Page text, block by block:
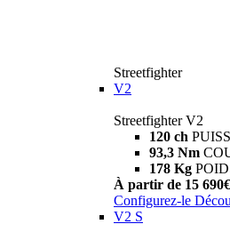
Streetfighter
V2
Streetfighter V2
120 ch
93,3 Nm
178 Kg
À partir de 15
Configurez-le
V2 S